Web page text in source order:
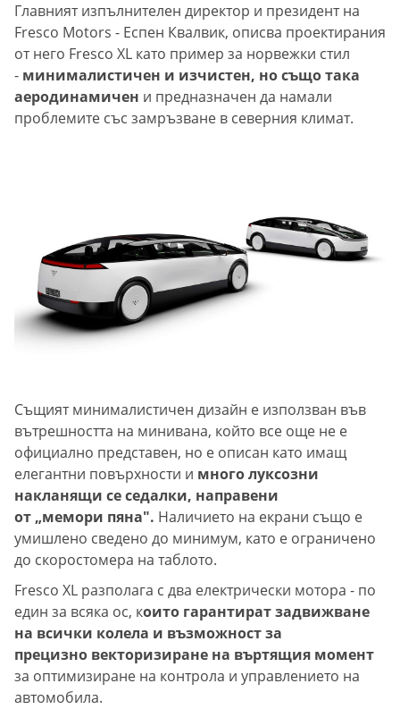
Главният изпълнителен директор и президент на
Fresco Motors - Еспен Квалвик, описва проектирания
от него Fresco XL като пример за норвежки стил
- минималистичен и изчистен, но също така
аеродинамичен и предназначен да намали
проблемите със замръзване в северния климат.
Същият минималистичен дизайн е използван във
вътрешността на минивана, който все още не е
официално представен, но е описан като имащ
елегантни повърхности и много луксозни
накланящи се седалки, направени
от „мемори пяна". Наличието на екрани също е
умишлено сведено до минимум, като е ограничено
до скоростомера на таблото.
Fresco XL разполага с два електрически мотора - по
един за всяка ос, които гарантират задвижване
на всички колела и възможност за
прецизно векторизиране на въртящия момент
за оптимизиране на контрола и управлението на
автомобила.